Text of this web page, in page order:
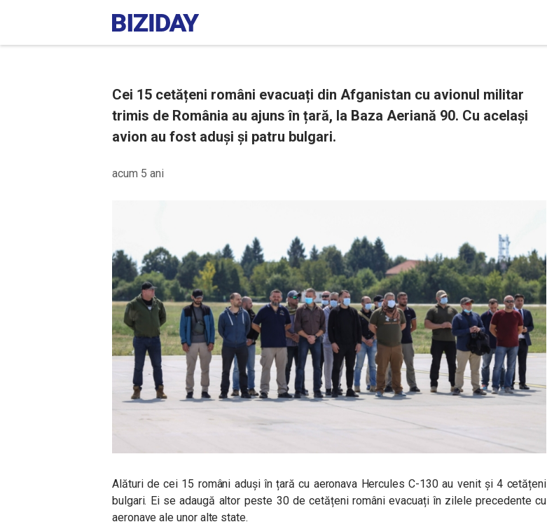
Cei 15 cetățeni români evacuați din Afganistan cu avionul militar
trimis de România au ajuns în țară, la Baza Aeriană 90. Cu același
avion au fost aduși și patru bulgari.
acum 5 ani
Alături de cei 15 români aduși în țară cu aeronava Hercules C-130 au venit și 4 cetățeni
bulgari. Ei se adaugă altor peste 30 de cetățeni români evacuați în zilele precedente cu
aeronave ale unor alte state.